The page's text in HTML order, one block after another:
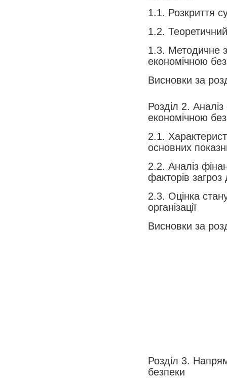
1.1. Розкриття
1.2.
1.3. Методичне
економічною
Висновки за
Розділ 2. Аналіз
економіч­ною
2.1.
основних
2.2. Аналіз
факторів заг­роз
2.3. Оцінка
організації
Висновки за
Розділ 3.
безпеки